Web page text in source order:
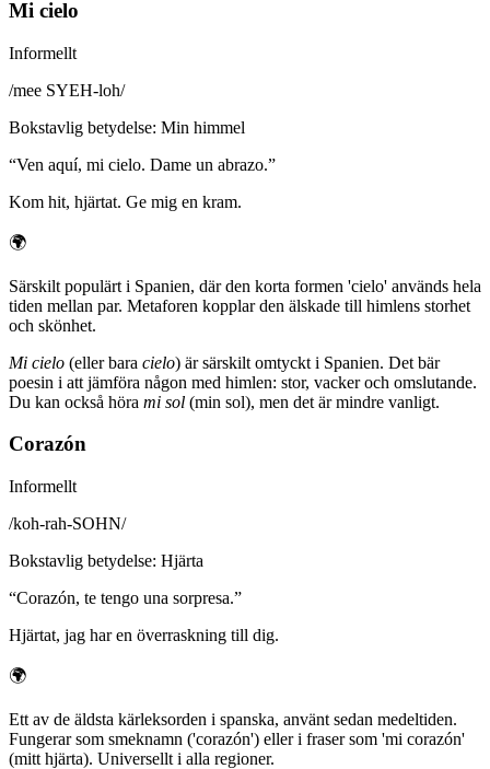
Mi cielo
Informellt
/mee SYEH-loh/
Bokstavlig betydelse: Min himmel
“Ven aquí, mi cielo. Dame un abrazo.”
Kom hit, hjärtat. Ge mig en kram.
🌍
Särskilt populärt i Spanien, där den korta formen 'cielo' används hela
tiden mellan par. Metaforen kopplar den älskade till himlens storhet
och skönhet.
Mi cielo (eller bara cielo) är särskilt omtyckt i Spanien. Det bär
poesin i att jämföra någon med himlen: stor, vacker och omslutande.
Du kan också höra mi sol (min sol), men det är mindre vanligt.
Corazón
Informellt
/koh-rah-SOHN/
Bokstavlig betydelse: Hjärta
“Corazón, te tengo una sorpresa.”
Hjärtat, jag har en överraskning till dig.
🌍
Ett av de äldsta kärleksorden i spanska, använt sedan medeltiden.
Fungerar som smeknamn ('corazón') eller i fraser som 'mi corazón'
(mitt hjärta). Universellt i alla regioner.